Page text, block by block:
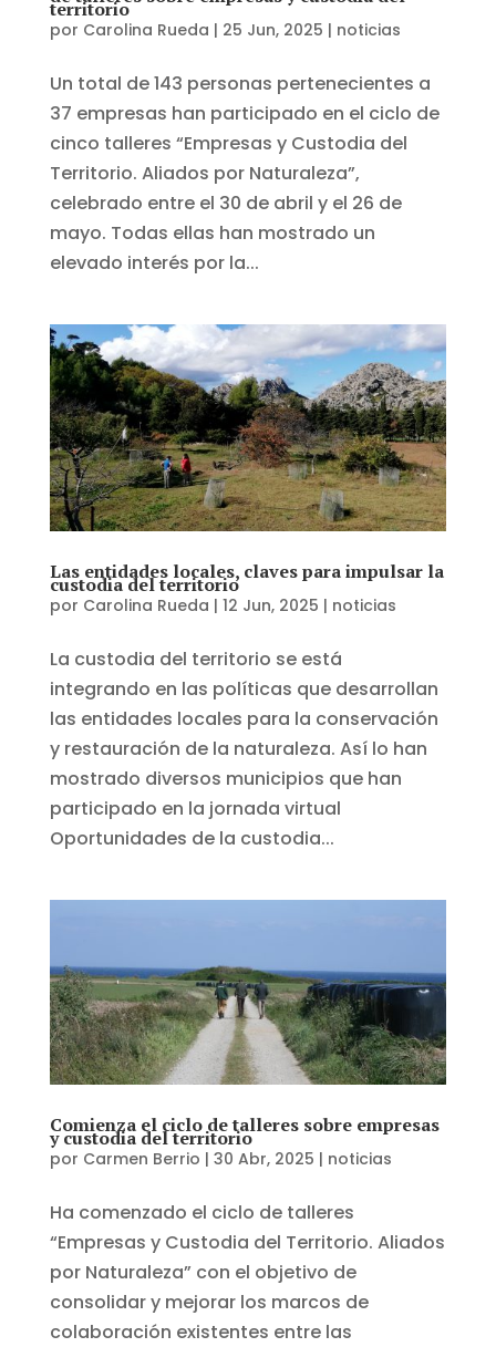
territorio
por Carolina Rueda | 25 Jun, 2025 | noticias
Un total de 143 personas pertenecientes a
37 empresas han participado en el ciclo de
cinco talleres “Empresas y Custodia del
Territorio. Aliados por Naturaleza”,
celebrado entre el 30 de abril y el 26 de
mayo. Todas ellas han mostrado un
elevado interés por la...
Las entidades locales, claves para impulsar la
custodia del territorio
por Carolina Rueda | 12 Jun, 2025 | noticias
La custodia del territorio se está
integrando en las políticas que desarrollan
las entidades locales para la conservación
y restauración de la naturaleza. Así lo han
mostrado diversos municipios que han
participado en la jornada virtual
Oportunidades de la custodia...
Comienza el ciclo de talleres sobre empresas
y custodia del territorio
por Carmen Berrio | 30 Abr, 2025 | noticias
Ha comenzado el ciclo de talleres
“Empresas y Custodia del Territorio. Aliados
por Naturaleza” con el objetivo de
consolidar y mejorar los marcos de
colaboración existentes entre las